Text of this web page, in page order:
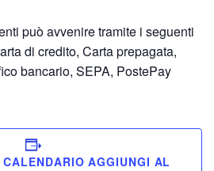
può avvenire tramite i seguenti
di credito, Carta prepagata,
bancario, SEPA, PostePay
CALENDARIO